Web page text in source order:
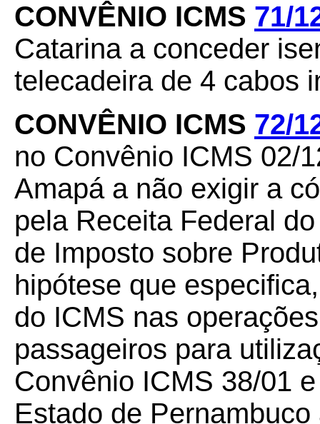
CONVÊNIO ICMS 71/
Catarina a conceder
telecadeira de 4 cabos
CONVÊNIO ICMS 72/
no Convênio ICMS 02/
Amapá a não exigir a
pela Receita Federal
de Imposto sobre
hipótese que
do ICMS nas
passageiros para
Convênio ICMS 38/01
Estado de